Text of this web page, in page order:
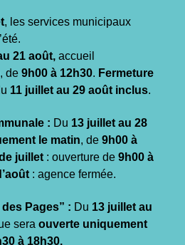
, les services municipaux
21 août, accueil
, de 9h00 à 12h30. Fermeture
11 juillet au 29 août inclus.
: Du 13 juillet au 28
le matin, de 9h00 à
juillet : ouverture de 9h00 à
: agence fermée.
Pages” : Du 13 juillet au
sera ouverte uniquement
à 18h30.